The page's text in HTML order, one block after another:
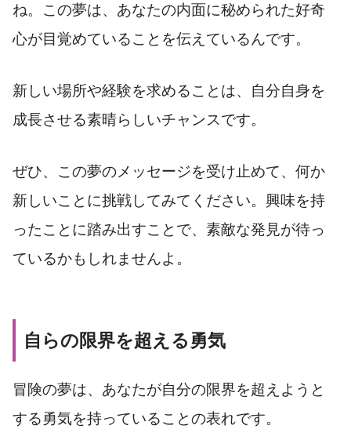
ね。この夢は、あなたの内面に秘められた好奇
心が目覚めていることを伝えているんです。
新しい場所や経験を求めることは、自分自身を
成長させる素晴らしいチャンスです。
ぜひ、この夢のメッセージを受け止めて、何か
新しいことに挑戦してみてください。興味を持
ったことに踏み出すことで、素敵な発見が待っ
ているかもしれませんよ。
自らの限界を超える勇気
冒険の夢は、あなたが自分の限界を超えようと
する勇気を持っていることの表れです。